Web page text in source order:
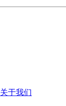
关于我们